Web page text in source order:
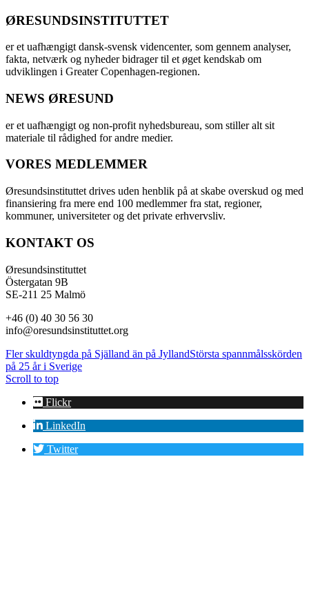
ØRESUNDSINSTITUTTET
er et uafhængigt dansk-svensk videncenter, som gennem analyser,
fakta, netværk og nyheder bidrager til et øget kendskab om
udviklingen i Greater Copenhagen-regionen.
NEWS ØRESUND
er et uafhængigt og non-profit nyhedsbureau, som stiller alt sit
materiale til rådighed for andre medier.
VORES MEDLEMMER
Øresundsinstituttet drives uden henblik på at skabe overskud og med
finansiering fra mere end 100 medlemmer fra stat, regioner,
kommuner, universiteter og det private erhvervsliv.
KONTAKT OS
Øresundsinstituttet
Östergatan 9B
SE-211 25 Malmö
+46 (0) 40 30 56 30
info@oresundsinstituttet.org
Fler skuldtyngda på Själland än på JyllandStörsta spannmålsskörden
på 25 år i Sverige
Scroll to top
Flickr
LinkedIn
Twitter